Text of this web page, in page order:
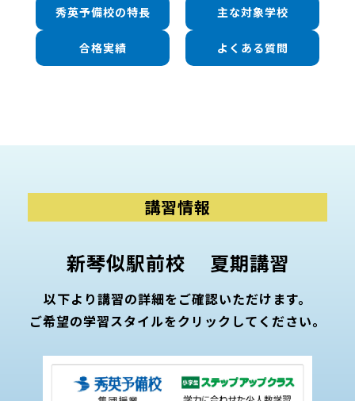
秀英予備校の特長 主な対象学校
合格実績 よくある質問
講習情報
新琴似駅前校 夏期講習
以下より講習の詳細をご確認いただけます。
ご希望の学習スタイルをクリックしてください。